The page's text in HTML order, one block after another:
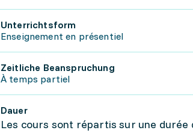
Unterrichtsform
Enseignement en présentiel
Zeitliche Beanspruchung
À temps partiel
Dauer
Les cours sont répartis sur une durée